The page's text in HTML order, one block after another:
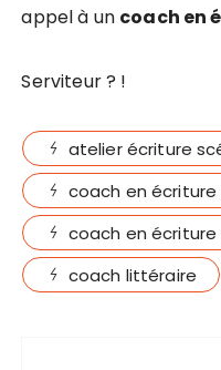
appel à un coach en
Serviteur ? !
atelier écriture
coach en
coach en
coach littéraire